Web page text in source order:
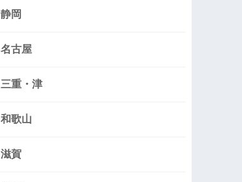
静岡
名古屋
三重・津
和歌山
滋賀